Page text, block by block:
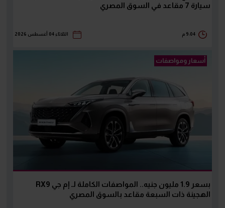
سيارة 7 مقاعد في السوق المصري
9:04 م الثلاثاء 04 أغسطس 2026
أسعار ومواصفات
بسعر 1.9 مليون جنيه.. المواصفات الكاملة لـ إم جي RX9
الهجينة ذات السبعة مقاعد بالسوق المصري